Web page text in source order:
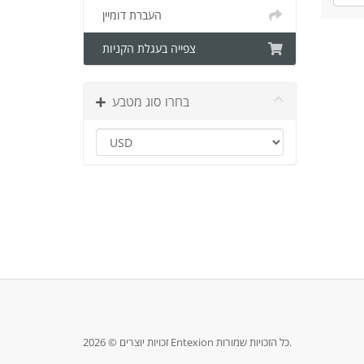
העברת דומיין
צפייה בעגלת הקניות
בחרו סוג מטבע
זכויות יוצרים © 2026 Entexion כל הזכויות שמורות.